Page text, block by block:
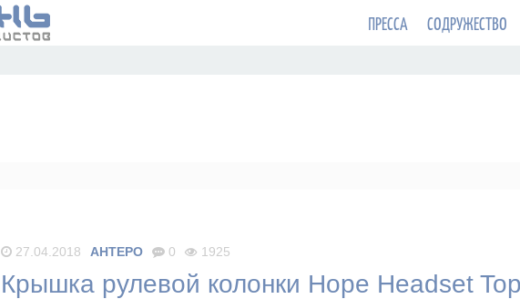
ПРЕССА СОДРУЖЕСТВО
27.04.2018 AHTEPO 0 1925
Крышка рулевой колонки Hope Headset